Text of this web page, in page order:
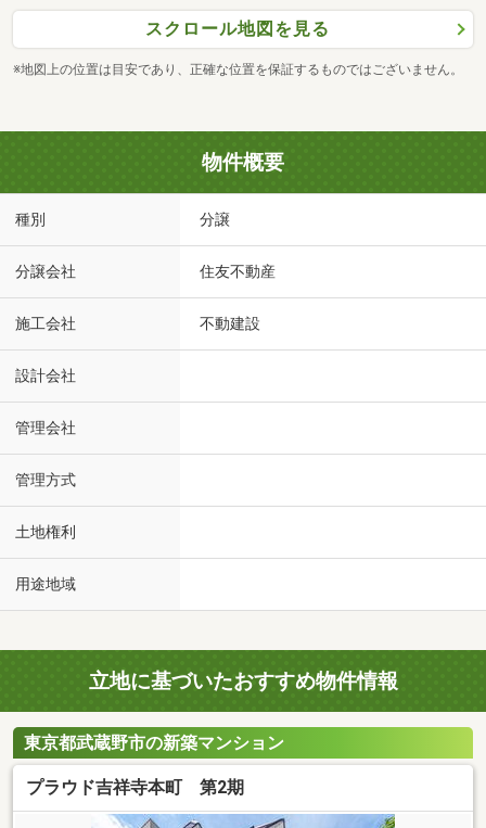
スクロール地図を見る
※地図上の位置は目安であり、正確な位置を保証するものではございません。
物件概要
種別 分譲
分譲会社 住友不動産
施工会社 不動建設
設計会社
管理会社
管理方式
土地権利
用途地域
立地に基づいたおすすめ物件情報
東京都武蔵野市の新築マンション
プラウド吉祥寺本町 第2期